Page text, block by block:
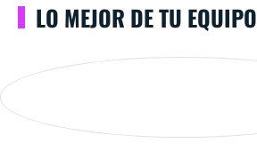
LO MEJOR DE TU EQUIPO